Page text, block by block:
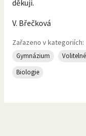
děkuji.
V. Břečková
Zařazeno v kategoriích:
Gymnázium
Biologie